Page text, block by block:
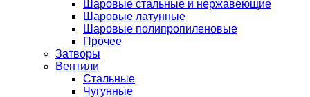
Шаровые стальные и нержавеющие
Шаровые латунные
Шаровые полипропиленовые
Прочее
Затворы
Вентили
Стальные
Чугунные